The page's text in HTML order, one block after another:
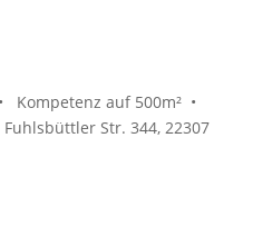
Kompetenz auf 500m² •
Str. 344, 22307